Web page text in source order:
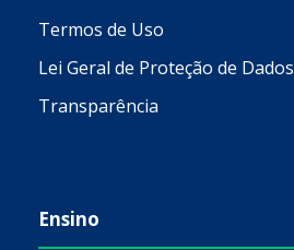
Termos de Uso
Lei Geral de Proteção de Dados
Transparência
Ensino